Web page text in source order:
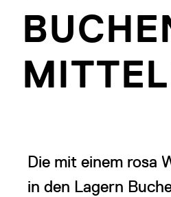
Die mit einem rosa
in den Lagern